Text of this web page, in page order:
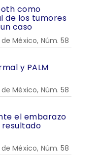
como
de los tumores
caso
México, Núm. 58
y PALM
México, Núm. 58
el embarazo
resultado
México, Núm. 58